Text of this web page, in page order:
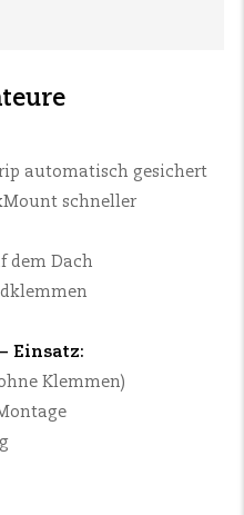
automatisch gesichert
schneller
dem Dach
Einsatz:
Klemmen)